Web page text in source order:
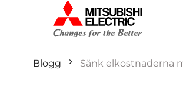
Blogg Sänk elkostnaderna